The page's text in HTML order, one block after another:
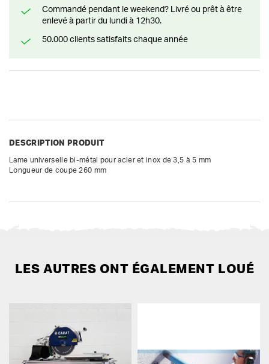
Commandé pendant le weekend? Livré ou prêt à être
enlevé à partir du lundi à 12h30.
50.000 clients satisfaits chaque année
DESCRIPTION PRODUIT
Lame universelle bi-métal pour acier et inox de 3,5 à 5 mm
Longueur de coupe 260 mm
LES AUTRES ONT ÉGALEMENT LOUÉ